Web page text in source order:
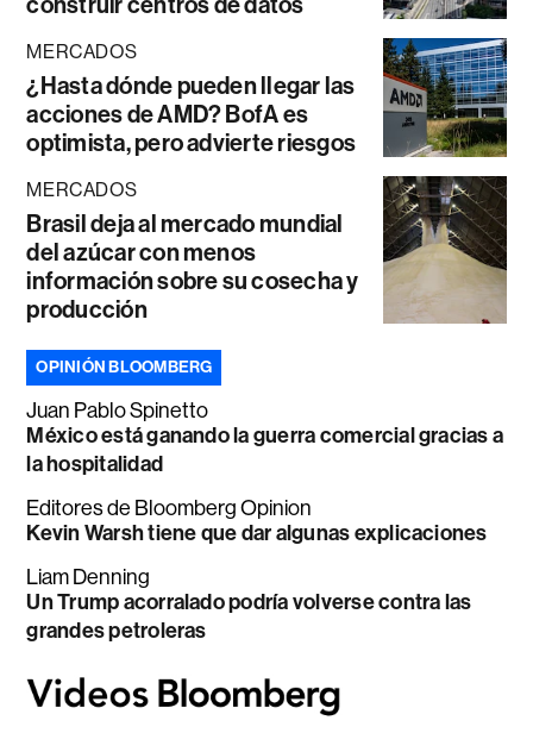
MERCADOS
¿Hasta dónde pueden llegar las
acciones de AMD? BofA es
optimista, pero advierte riesgos
MERCADOS
Brasil deja al mercado mundial
del azúcar con menos
información sobre su cosecha y
producción
OPINIÓN BLOOMBERG
Juan Pablo Spinetto
México está ganando la guerra comercial gracias a
la hospitalidad
Editores de Bloomberg Opinion
Kevin Warsh tiene que dar algunas explicaciones
Liam Denning
Un Trump acorralado podría volverse contra las
grandes petroleras